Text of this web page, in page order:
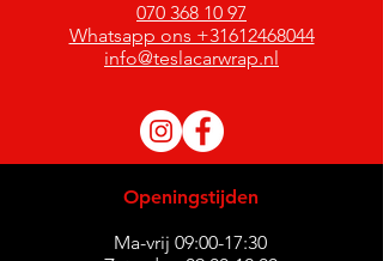
070 368 10 97
Whatsapp ons +31612468044
info@teslacarwrap.nl
Openingstijden
Ma-vrij 09:00-17:30